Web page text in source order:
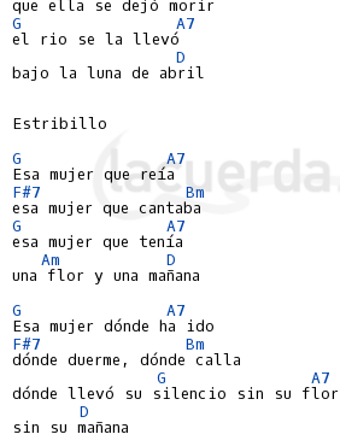
G
A7
el rio se la llevó
D
bajo la luna de abril
Estribillo
G
A7
F#7
Bm
G
A7
esa mujer que tenía
Am
D
una flor y una mañana
G
A7
F#7
Bm
dónde duerme, dónde calla
G
A7
dónde llevó su silencio sin su flor
D
sin su mañana